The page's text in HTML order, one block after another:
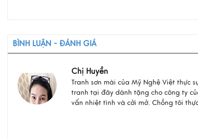
BÌNH LUẬN - ĐÁNH GIÁ
Chị Huyền
Tranh sơn mài của Mỹ Nghệ Việt thực
tranh tại đây dành tặng cho công ty
vấn nhiệt tình và cởi mở. Chồng tôi